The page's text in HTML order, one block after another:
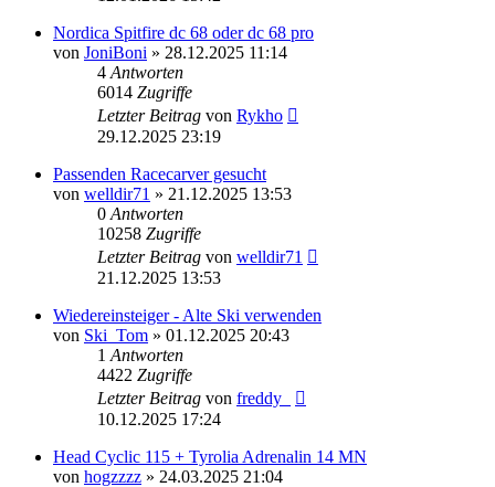
Nordica Spitfire dc 68 oder dc 68 pro
von JoniBoni » 28.12.2025 11:14
4 Antworten
6014 Zugriffe
Letzter Beitrag von Rykho
29.12.2025 23:19
Passenden Racecarver gesucht
von welldir71 » 21.12.2025 13:53
0 Antworten
10258 Zugriffe
Letzter Beitrag von welldir71
21.12.2025 13:53
Wiedereinsteiger - Alte Ski verwenden
von Ski_Tom » 01.12.2025 20:43
1 Antworten
4422 Zugriffe
Letzter Beitrag von freddy_
10.12.2025 17:24
Head Cyclic 115 + Tyrolia Adrenalin 14 MN
von hogzzzz » 24.03.2025 21:04